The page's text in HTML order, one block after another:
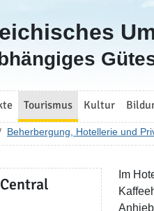
Tourismus Kultur
Beherbergung, Hotellerie und
Im